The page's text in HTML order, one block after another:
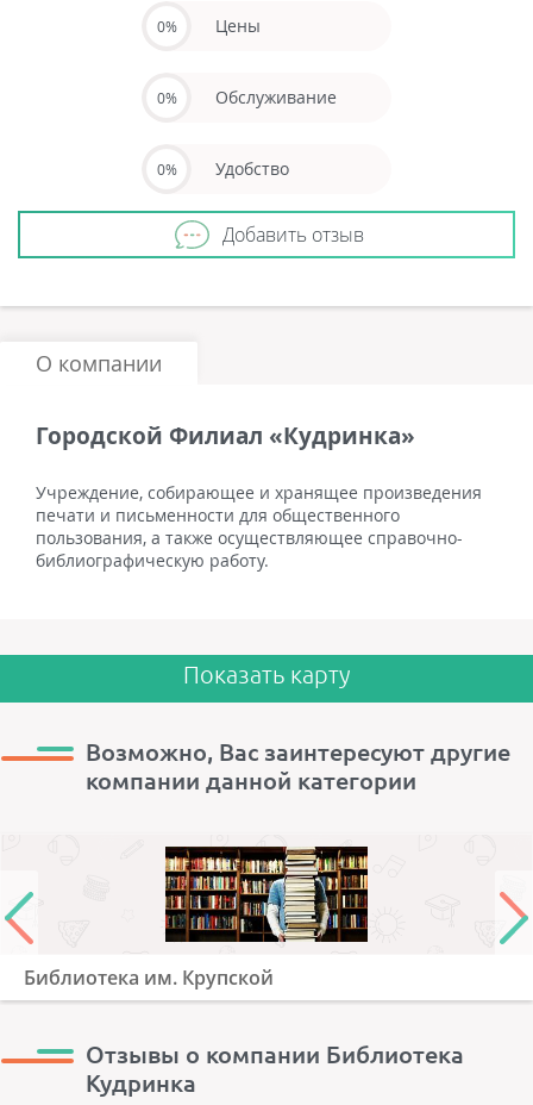
0% Цены
0% Обслуживание
0% Удобство
Добавить отзыв
О компании
Городской Филиал «Кудринка»
Учреждение, собирающее и хранящее произведения
печати и письменности для общественного
пользования, а также осуществляющее справочно-
библиографическую работу.
Показать карту
Возможно, Вас заинтересуют другие
компании данной категории
Библиотека им. Крупской
Отзывы о компании Библиотека
Кудринка